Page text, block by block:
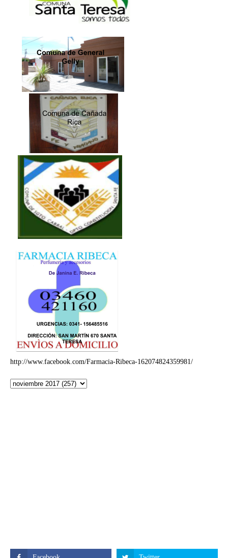
http://www.facebook.com/Farmacia-Ribeca-162074824359981/